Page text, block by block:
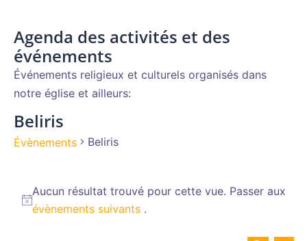
Agenda des activités et des
événements
Événements religieux et culturels organisés dans
notre église et ailleurs:
Beliris
Évènements Beliris
Notice
Aucun résultat trouvé pour cette vue. Passer aux
évènements suivants .